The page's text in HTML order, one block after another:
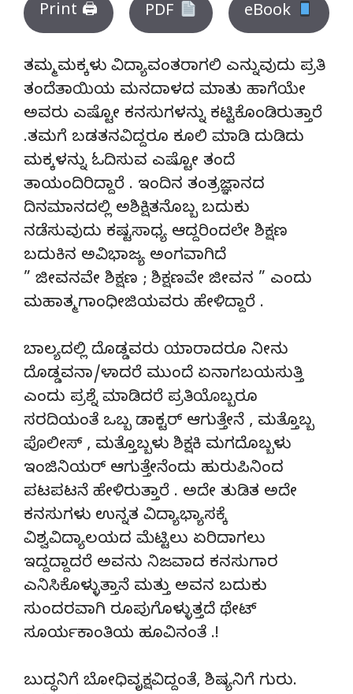
Print 🖨 PDF eBook
ತಮ್ಮ ಮಕ್ಕಳು ವಿದ್ಯಾವಂತರಾಗಲಿ ಎನ್ನುವುದು ಪ್ರತಿ
ತಂದೆತಾಯಿಯ ಮನದಾಳದ ಮಾತು ಹಾಗೆಯೇ
ಅವರು ಎಷ್ಟೋ ಕನಸುಗಳನ್ನು ಕಟ್ಟಿಕೊಂಡಿರುತ್ತಾರೆ
.ತಮಗೆ ಬಡತನವಿದ್ದರೂ ಕೂಲಿ ಮಾಡಿ ದುಡಿದು
ಮಕ್ಕಳನ್ನು ಓದಿಸುವ ಎಷ್ಟೋ ತಂದೆ
ತಾಯಂದಿರಿದ್ದಾರೆ . ಇಂದಿನ ತಂತ್ರಜ್ಞಾನದ
ದಿನಮಾನದಲ್ಲಿ ಅಶಿಕ್ಷಿತನೊಬ್ಬ ಬದುಕು
ನಡೆಸುವುದು ಕಷ್ಟಸಾಧ್ಯ ಆದ್ದರಿಂದಲೇ ಶಿಕ್ಷಣ
ಬದುಕಿನ ಅವಿಭಾಜ್ಯ ಅಂಗವಾಗಿದೆ
” ಜೀವನವೇ ಶಿಕ್ಷಣ ; ಶಿಕ್ಷಣವೇ ಜೀವನ ” ಎಂದು
ಮಹಾತ್ಮ ಗಾಂಧೀಜಿಯವರು ಹೇಳಿದ್ದಾರೆ .
ಬಾಲ್ಯದಲ್ಲಿ ದೊಡ್ಡವರು ಯಾರಾದರೂ ನೀನು
ದೊಡ್ಡವನಾ/ಳಾದರೆ ಮುಂದೆ ಏನಾಗಬಯಸುತ್ತಿ
ಎಂದು ಪ್ರಶ್ನೆ ಮಾಡಿದರೆ ಪ್ರತಿಯೊಬ್ಬರೂ
ಸರದಿಯಂತೆ ಒಬ್ಬ ಡಾಕ್ಟರ್ ಆಗುತ್ತೇನೆ , ಮತ್ತೊಬ್ಬ
ಪೊಲೀಸ್ , ಮತ್ತೊಬ್ಬಳು ಶಿಕ್ಷಕಿ ಮಗದೊಬ್ಬಳು
ಇಂಜಿನಿಯರ್ ಆಗುತ್ತೇನೆಂದು ಹುರುಪಿನಿಂದ
ಪಟಪಟನೆ ಹೇಳಿರುತ್ತಾರೆ . ಅದೇ ತುಡಿತ ಅದೇ
ಕನಸುಗಳು ಉನ್ನತ ವಿದ್ಯಾಭ್ಯಾಸಕ್ಕೆ
ವಿಶ್ವವಿದ್ಯಾಲಯದ ಮೆಟ್ಟಿಲು ಏರಿದಾಗಲು
ಇದ್ದದ್ದಾದರೆ ಅವನು ನಿಜವಾದ ಕನಸುಗಾರ
ಎನಿಸಿಕೊಳ್ಳುತ್ತಾನೆ ಮತ್ತು ಅವನ ಬದುಕು
ಸುಂದರವಾಗಿ ರೂಪುಗೊಳ್ಳುತ್ತದೆ ಥೇಟ್
ಸೂರ್ಯಕಾಂತಿಯ ಹೂವಿನಂತೆ .!
ಬುದ್ಧನಿಗೆ ಬೋಧಿವೃಕ್ಷವಿದ್ದಂತೆ, ಶಿಷ್ಯನಿಗೆ ಗುರು.